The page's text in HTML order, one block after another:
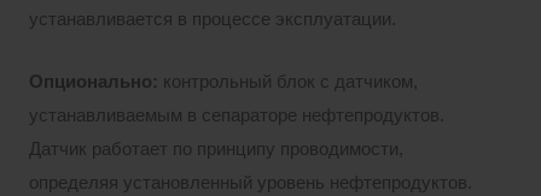
устанавливается в процессе эксплуатации.
Опционально: контрольный блок с датчиком,
устанавливаемым в сепараторе нефтепродуктов.
Датчик работает по принципу проводимости,
определяя установленный уровень нефтепродуктов.